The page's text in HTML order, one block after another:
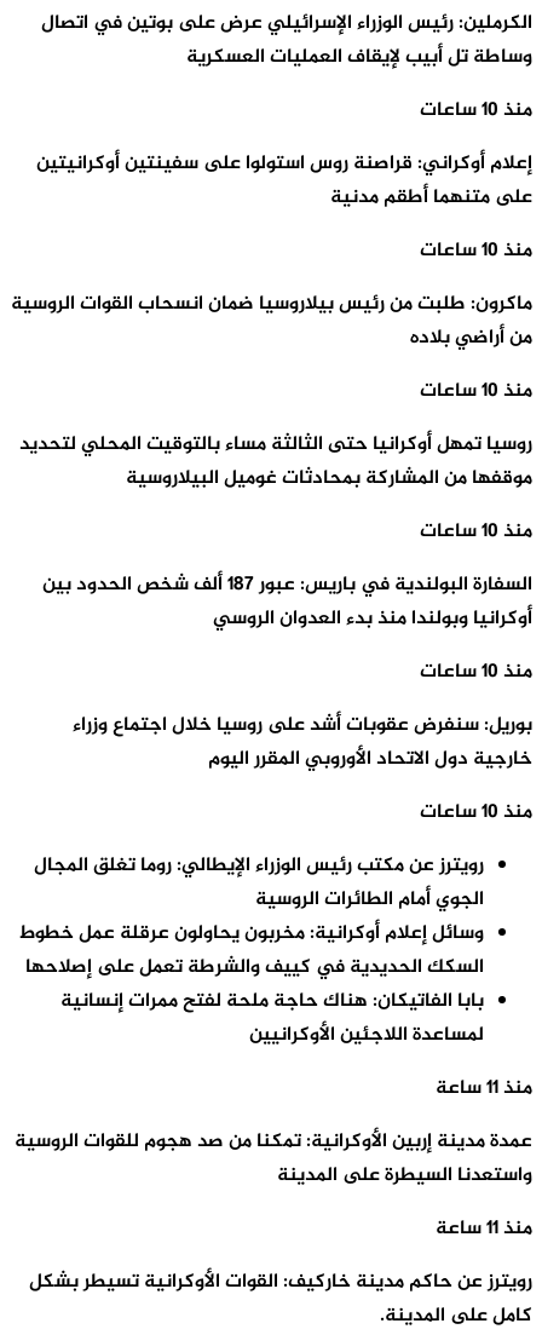
الكرملين: رئيس الوزراء الإسرائيلي عرض على بوتين في اتصال
وساطة تل أبيب لإيقاف العمليات العسكرية
منذ 10 ساعات
إعلام أوكراني: قراصنة روس استولوا على سفينتين أوكرانيتين
على متنهما أطقم مدنية
منذ 10 ساعات
ماكرون: طلبت من رئيس بيلاروسيا ضمان انسحاب القوات الروسية
من أراضي بلاده
منذ 10 ساعات
روسيا تمهل أوكرانيا حتى الثالثة مساء بالتوقيت المحلي لتحديد
موقفها من المشاركة بمحادثات غوميل البيلاروسية
منذ 10 ساعات
السفارة البولندية في باريس: عبور 187 ألف شخص الحدود بين
أوكرانيا وبولندا منذ بدء العدوان الروسي
منذ 10 ساعات
بوريل: سنفرض عقوبات أشد على روسيا خلال اجتماع وزراء
خارجية دول الاتحاد الأوروبي المقرر اليوم
منذ 10 ساعات
رويترز عن مكتب رئيس الوزراء الإيطالي: روما تغلق المجال
الجوي أمام الطائرات الروسية
وسائل إعلام أوكرانية: مخربون يحاولون عرقلة عمل خطوط
السكك الحديدية في كييف والشرطة تعمل على إصلاحها
بابا الفاتيكان: هناك حاجة ملحة لفتح ممرات إنسانية
لمساعدة اللاجئين الأوكرانيين
منذ 11 ساعة
عمدة مدينة إربين الأوكرانية: تمكنا من صد هجوم للقوات الروسية
واستعدنا السيطرة على المدينة
منذ 11 ساعة
رويترز عن حاكم مدينة خاركيف: القوات الأوكرانية تسيطر بشكل
كامل على المدينة.